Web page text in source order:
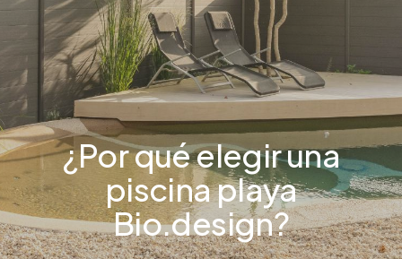
¿Por qué elegir una
piscina playa
Bio.design?